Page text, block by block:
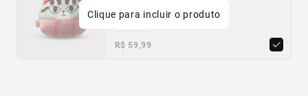
Único
R$ 59,99
Clique para incluir o produto